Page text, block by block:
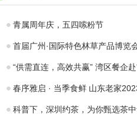
青属周年庆，五四嗦粉节
首届广州·国际特色林草产品博览
“供需直连，高效共赢” 湾区餐企
春序雅启 · 当季食鲜 山东老家
科普下，深圳约茶，为你甄选茶